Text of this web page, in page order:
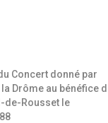
Concert donné par
Drôme au bénéfice
de-Rousset le